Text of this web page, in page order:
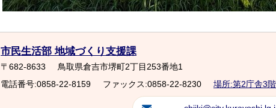
市民生活部 地域づくり支援課
〒682-8633
鳥取県倉吉市堺町2丁目253番地1
電話番号:0858-22-8159
ファックス:0858-22-8230 場所:第2庁舎3階